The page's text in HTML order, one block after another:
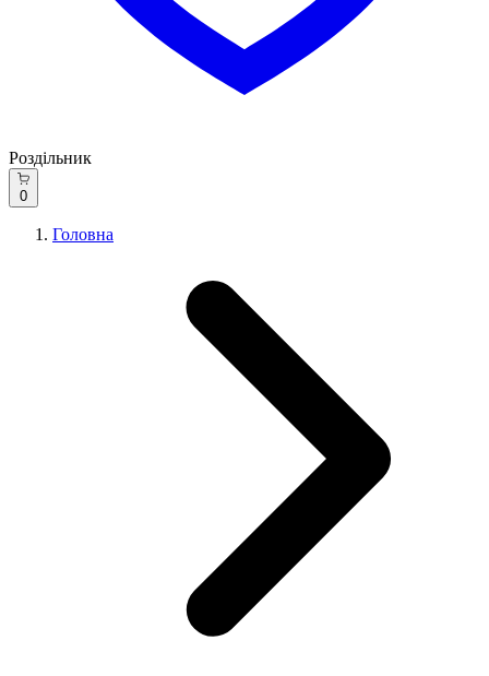
Роздільник
0
Головна